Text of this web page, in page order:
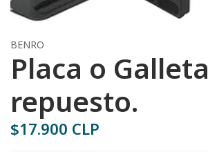
BENRO
Placa o Galleta
repuesto.
$17.900 CLP